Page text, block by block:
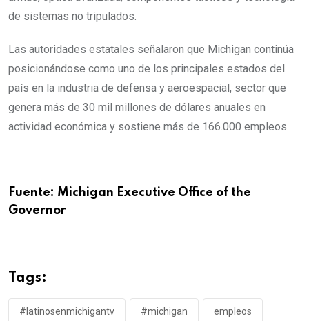
de sistemas no tripulados.
Las autoridades estatales señalaron que Michigan continúa
posicionándose como uno de los principales estados del
país en la industria de defensa y aeroespacial, sector que
genera más de 30 mil millones de dólares anuales en
actividad económica y sostiene más de 166.000 empleos.
Fuente: Michigan Executive Office of the
Governor
Tags:
#latinosenmichigantv #michigan empleos